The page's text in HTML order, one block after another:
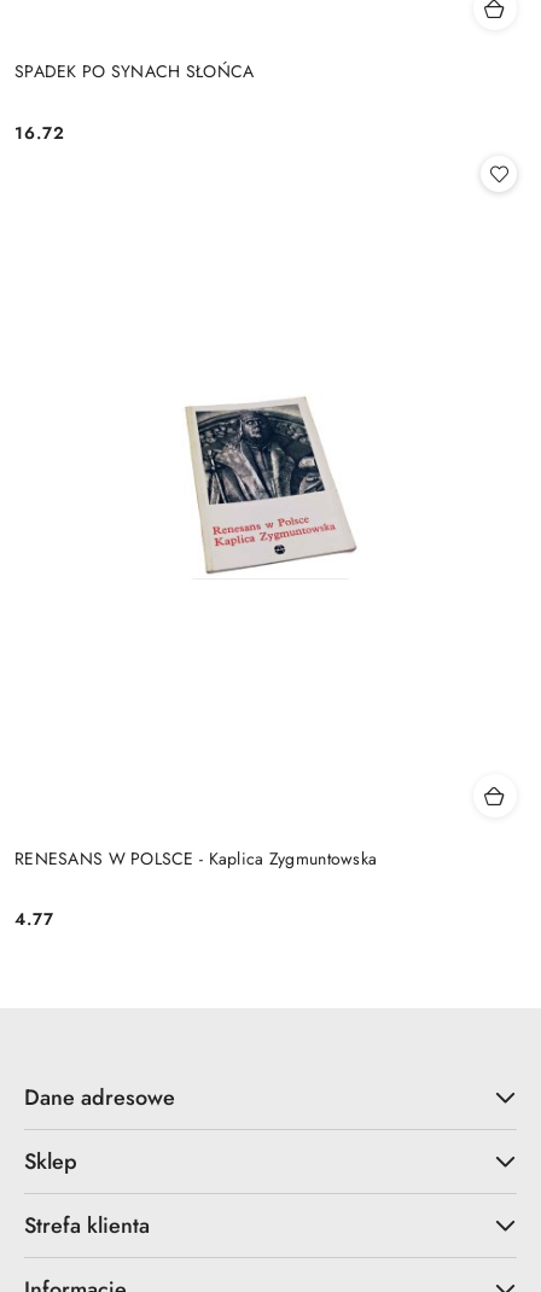
SPADEK PO SYNACH SŁOŃCA
Cena:
16.72
RENESANS W POLSCE - Kaplica Zygmuntowska
Cena:
4.77
Dane adresowe
Sklep
Strefa klienta